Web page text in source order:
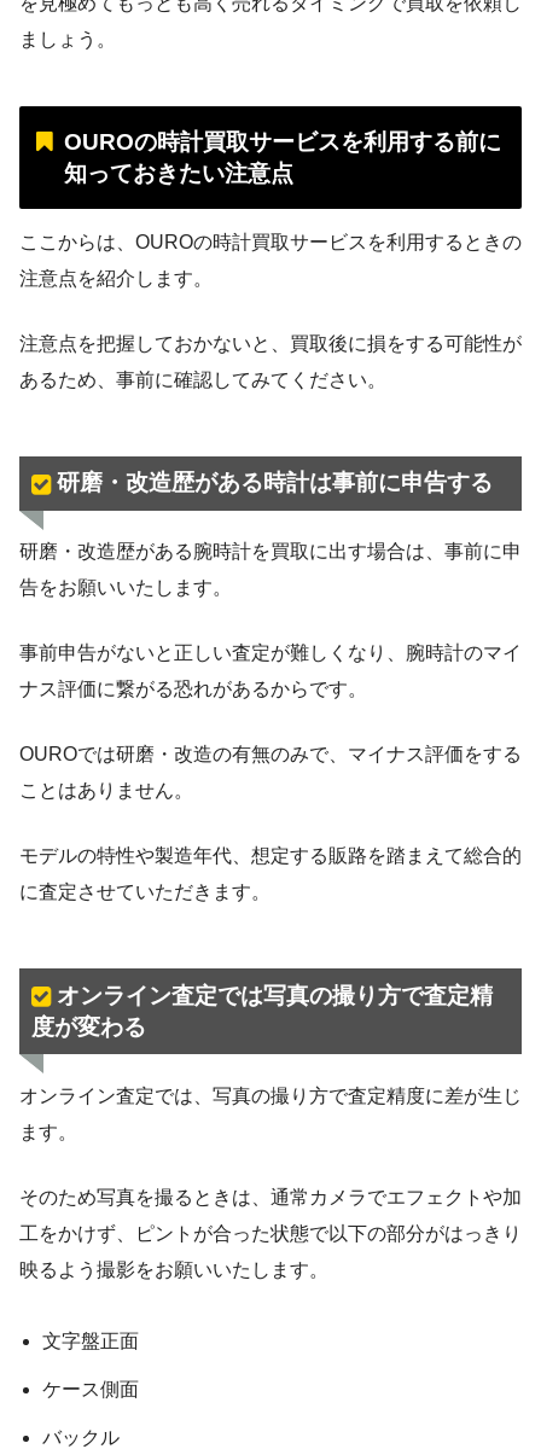
ましょう。
OUROの時計買取サービスを利用する前に
知っておきたい注意点
ここからは、OUROの時計買取サービスを利用するときの
注意点を紹介します。
注意点を把握しておかないと、買取後に損をする可能性が
あるため、事前に確認してみてください。
研磨・改造歴がある時計は事前に申告する
研磨・改造歴がある腕時計を買取に出す場合は、事前に申
告をお願いいたします。
事前申告がないと正しい査定が難しくなり、腕時計のマイ
ナス評価に繋がる恐れがあるからです。
OUROでは研磨・改造の有無のみで、マイナス評価をする
ことはありません。
モデルの特性や製造年代、想定する販路を踏まえて総合的
に査定させていただきます。
オンライン査定では写真の撮り方で査定精
度が変わる
オンライン査定では、写真の撮り方で査定精度に差が生じ
ます。
そのため写真を撮るときは、通常カメラでエフェクトや加
工をかけず、ピントが合った状態で以下の部分がはっきり
映るよう撮影をお願いいたします。
文字盤正面
ケース側面
バックル